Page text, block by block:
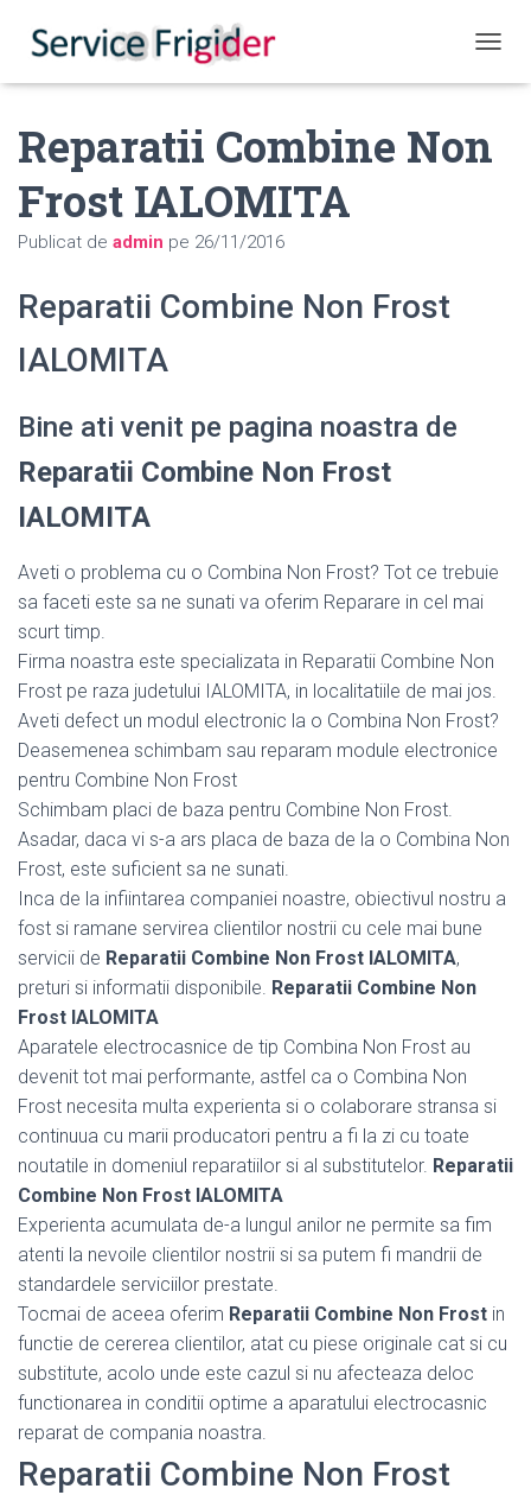
Reparatii Combine Non
Frost IALOMITA
Publicat de admin pe 26/11/2016
Reparatii Combine Non Frost
IALOMITA
Bine ati venit pe pagina noastra de
Reparatii Combine Non Frost
IALOMITA
Aveti o problema cu o Combina Non Frost? Tot ce trebuie
sa faceti este sa ne sunati va oferim Reparare in cel mai
scurt timp.
Firma noastra este specializata in Reparatii Combine Non
Frost pe raza judetului IALOMITA, in localitatiile de mai jos.
Aveti defect un modul electronic la o Combina Non Frost?
Deasemenea schimbam sau reparam module electronice
pentru Combine Non Frost
Schimbam placi de baza pentru Combine Non Frost.
Asadar, daca vi s-a ars placa de baza de la o Combina Non
Frost, este suficient sa ne sunati.
Inca de la infiintarea companiei noastre, obiectivul nostru a
fost si ramane servirea clientilor nostrii cu cele mai bune
servicii de Reparatii Combine Non Frost IALOMITA,
preturi si informatii disponibile. Reparatii Combine Non
Frost IALOMITA
Aparatele electrocasnice de tip Combina Non Frost au
devenit tot mai performante, astfel ca o Combina Non
Frost necesita multa experienta si o colaborare stransa si
continuua cu marii producatori pentru a fi la zi cu toate
noutatile in domeniul reparatiilor si al substitutelor. Reparatii
Combine Non Frost IALOMITA
Experienta acumulata de-a lungul anilor ne permite sa fim
atenti la nevoile clientilor nostrii si sa putem fi mandrii de
standardele serviciilor prestate.
Tocmai de aceea oferim Reparatii Combine Non Frost in
functie de cererea clientilor, atat cu piese originale cat si cu
substitute, acolo unde este cazul si nu afecteaza deloc
functionarea in conditii optime a aparatului electrocasnic
reparat de compania noastra.
Reparatii Combine Non Frost